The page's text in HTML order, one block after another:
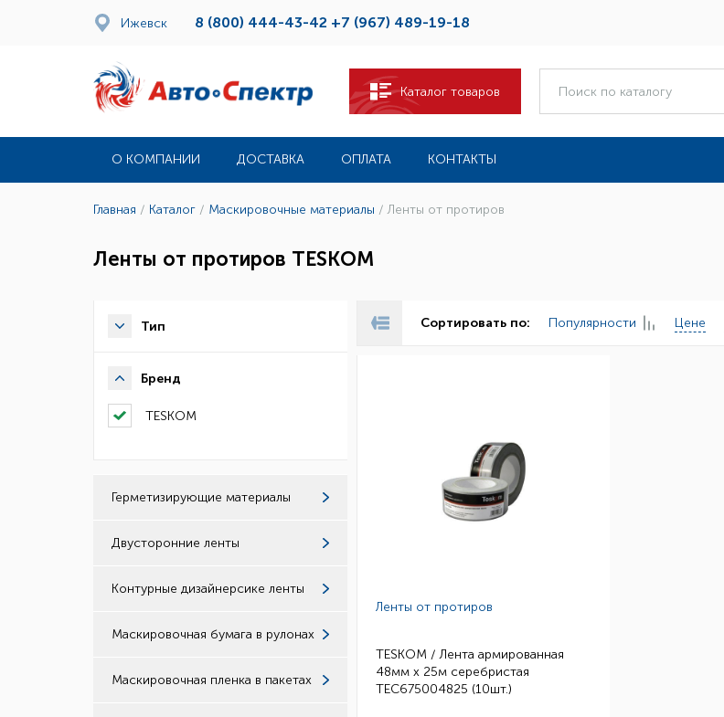
Ижевск 8 (800) 444-43-42 +7 (967) 489-19-18
Каталог товаров
О КОМПАНИИ ДОСТАВКА ОПЛАТА КОНТАКТЫ
Главная / Каталог / Маскировочные материалы /Ленты от протиров
Ленты от протиров TESKOM
Тип
Бренд
TESKOM
Герметизирующие материалы
Двусторонние ленты
Контурные дизайнерсике ленты
Маскировочная бумага в рулонах
Маскировочная пленка в пакетах
Сортировать по: Популярности Цене
Ленты от протиров
TESKOM / Лента армированная
48мм х 25м серебристая
TEC675004825 (10шт.)